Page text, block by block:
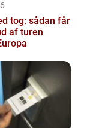
tog: sådan får
af turen